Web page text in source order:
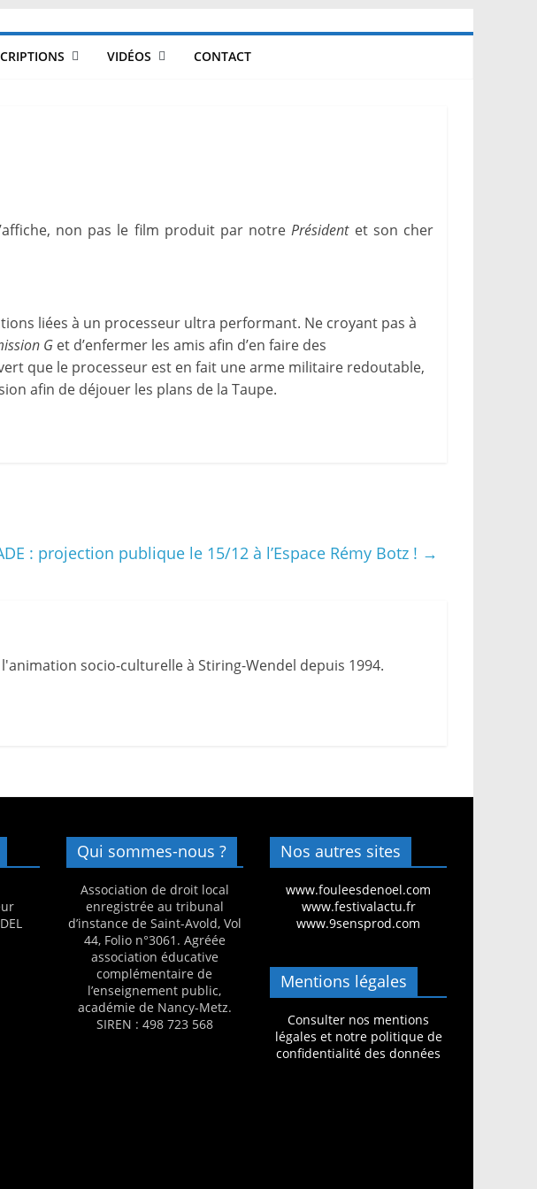
VIDÉOS CONTACT
non pas le film produit par notrePrésidentet son cher
liées à un processeur ultra performant. Ne croyant pas à
G et d’enfermer les amis afin d’en faire des
que le processeur est en fait une arme militaire redoutable,
afin de déjouer les plans de la Taupe.
: projection publique le 15/12 à l’Espace Rémy Botz ! →
socio-culturelle à Stiring-Wendel depuis 1994.
Qui sommes-nous ?
Association de droit local
enregistrée au tribunal
d’instance de Saint-Avold, Vol
44, Folio n°3061. Agréée
association éducative
complémentaire de
l’enseignement public,
académie de Nancy-Metz.
SIREN : 498 723 568
Nos autres sites
www.fouleesdenoel.com
www.festivalactu.fr
www.9sensprod.com
Mentions légales
Consulter nos mentions
légales et notre politique de
confidentialité des données